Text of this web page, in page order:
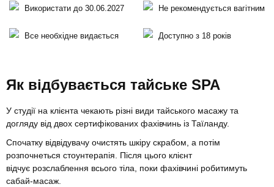
Використати до 30.06.2027 Не рекомендується вагітним
Все необхідне видається Доступно з 18 років
Як відбувається тайське SPA
У студії на клієнта чекають різні види тайського масажу та
догляду від двох сертифікованих фахівчинь із Таїланду.
Спочатку відвідувачу очистять шкіру скрабом, а потім
розпочнеться стоунтерапія. Після цього клієнт
відчує розслаблення всього тіла, поки фахівчині робитимуть
сабай-масаж.